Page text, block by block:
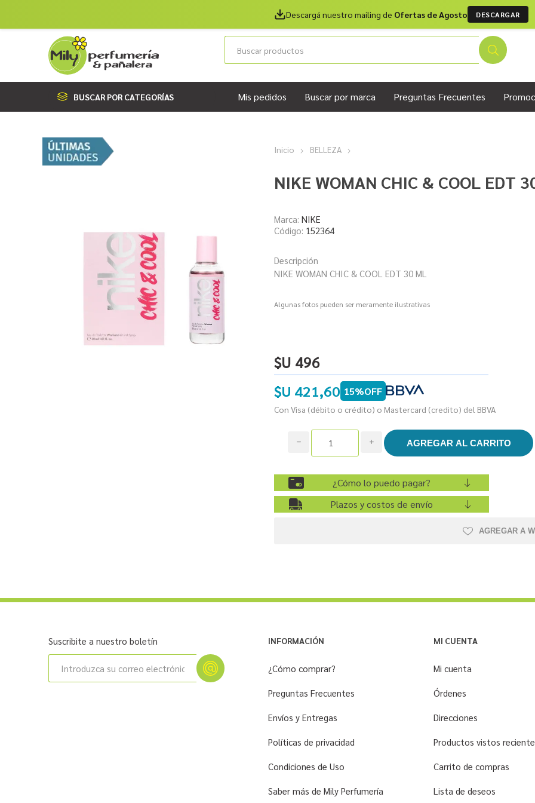
Descargá nuestro mailing de Ofertas de Agosto DESCARGAR
BUSCAR POR CATEGORÍAS Mis pedidos Buscar por marca Preguntas Frecuentes
Inicio BELLEZA
NIKE WOMAN CHIC & COOL EDT
Marca: NIKE
Código: 152364
Descripción
NIKE WOMAN CHIC & COOL EDT 30 ML
Algunas fotos pueden ser meramente ilustrativas
$U 496
$U 421,60 15%OFF
Con Visa (débito o crédito) o Mastercard (credito) del BBVA
i
h
¿Cómo lo puedo pagar?
Plazos y costos de envío
AGREGAR A
Suscribite a nuestro boletín INFORMACIÓN
¿Cómo comprar?
Preguntas Frecuentes
Envíos y Entregas
Políticas de privacidad
Condiciones de Uso
Saber más de Mily Perfumería
MI CUENTA
Mi cuenta
Órdenes
Direcciones
Productos vistos
Carrito de compras
Lista de deseos